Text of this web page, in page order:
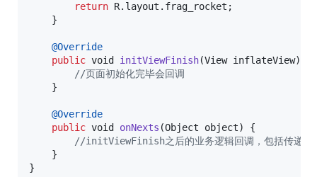
return R. layout . frag_rocket ;
    }
@Override
public void initViewFinish(View inflateView) {
//页面初始化完毕会回调
    }
@Override
public void onNexts (Object object) {
//initViewFinish之后的业务逻辑回调，包括传递页
    }
}